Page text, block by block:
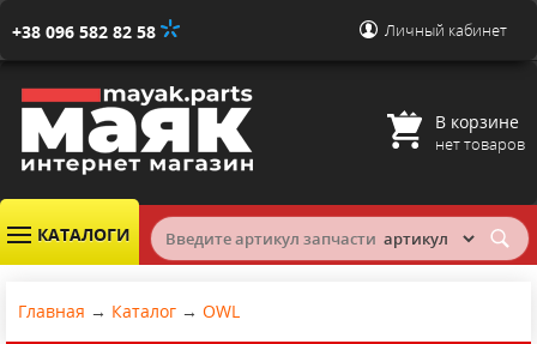
+38 096 582 82 58 Личный кабинет
В корзине
нет товаров
КАТАЛОГИ
Главная → Каталог → OWL